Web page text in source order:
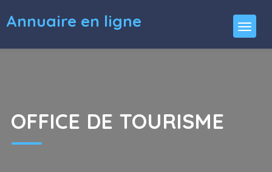
Annuaire en ligne
OFFICE DE TOURISME